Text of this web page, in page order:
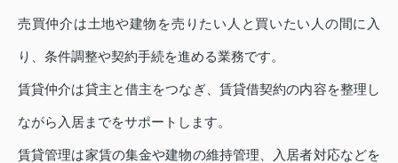
売買仲介は土地や建物を売りたい人と買いたい人の間に入
り、条件調整や契約手続を進める業務です。
賃貸仲介は貸主と借主をつなぎ、賃貸借契約の内容を整理し
ながら入居までをサポートします。
賃貸管理は家賃の集金や建物の維持管理、入居者対応などを